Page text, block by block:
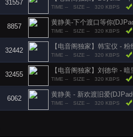
31557
TIME -- SIZE -- 320 KBPS
8857
黄静美-下个渡口等你
TIME -- SIZE -- 320 KBPS
32442
【电音阁独家】韩宝仪 -
TIME -- SIZE -- 320 KBPS
32455
【电音阁独家】刘德华 -
TIME -- SIZE -- 320 KBPS
6062
黄静美 - 新欢渡旧爱
TIME -- SIZE -- 320 KBPS